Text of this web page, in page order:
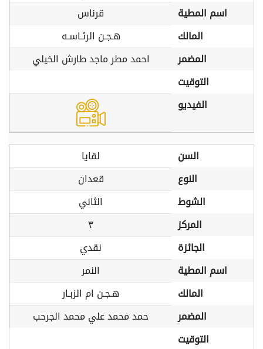
اسم المطية
قرناس
المالك
هـجـن الرئـاسـه
المضمر
احمد مطر ماجد طارش الخيلي
التوقيت
الفيديو
السن
لقايا
النوع
قعدان
الشوط
الثاني
المركز
٣
الجائزة
نقدي
اسم المطية
النمر
المالك
هـجـن ام الزبـار
المضمر
حمد محمد علي محمد الجرحب
التوقيت